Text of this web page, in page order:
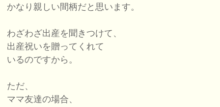
かなり親しい間柄だと思います。
わざわざ出産を聞きつけて、
出産祝いを贈ってくれて
いるのですから。
ただ、
ママ友達の場合、